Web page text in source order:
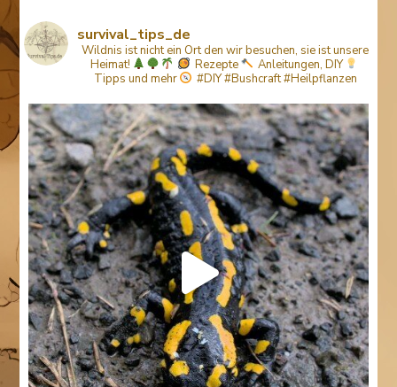
survival_tips_de
Wildnis ist nicht ein Ort den wir besuchen, sie ist unsere
Heimat!
Rezepte
Anleitungen, DIY
Tipps und mehr #DIY #Bushcraft #Heilpflanzen